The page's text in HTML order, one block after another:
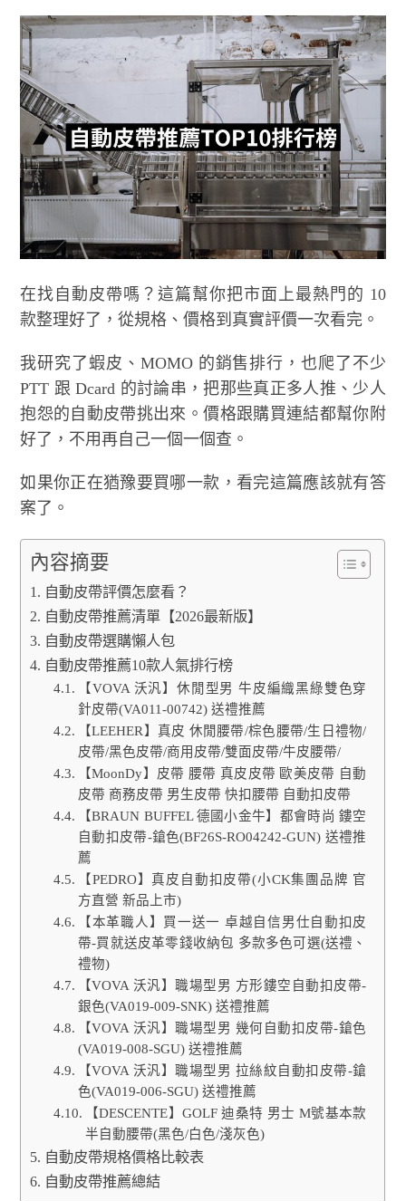
在找自動皮帶嗎？這篇幫你把市面上最熱門的 10
款整理好了，從規格、價格到真實評價一次看完。
我研究了蝦皮、MOMO 的銷售排行，也爬了不少
PTT 跟 Dcard 的討論串，把那些真正多人推、少人
抱怨的自動皮帶挑出來。價格跟購買連結都幫你附
好了，不用再自己一個一個查。
如果你正在猶豫要買哪一款，看完這篇應該就有答
案了。
內容摘要
自動皮帶評價怎麼看？
自動皮帶推薦清單【2026最新版】
自動皮帶選購懶人包
自動皮帶推薦10款人氣排行榜
【VOVA 沃汎】休閒型男 牛皮編織黑綠雙色穿
針皮帶(VA011-00742) 送禮推薦
【LEEHER】真皮 休閒腰帶/棕色腰帶/生日禮物/
皮帶/黑色皮帶/商用皮帶/雙面皮帶/牛皮腰帶/
【MoonDy】皮帶 腰帶 真皮皮帶 歐美皮帶 自動
皮帶 商務皮帶 男生皮帶 快扣腰帶 自動扣皮帶
【BRAUN BUFFEL 德國小金牛】都會時尚 鏤空
自動扣皮帶-鎗色(BF26S-RO04242-GUN) 送禮推
薦
【PEDRO】真皮自動扣皮帶(小CK集團品牌 官
方直營 新品上市)
【本革職人】買一送一 卓越自信男仕自動扣皮
帶-買就送皮革零錢收納包 多款多色可選(送禮、
禮物)
【VOVA 沃汎】職場型男 方形鏤空自動扣皮帶-
銀色(VA019-009-SNK) 送禮推薦
【VOVA 沃汎】職場型男 幾何自動扣皮帶-鎗色
(VA019-008-SGU) 送禮推薦
【VOVA 沃汎】職場型男 拉絲紋自動扣皮帶-鎗
色(VA019-006-SGU) 送禮推薦
【DESCENTE】GOLF 迪桑特 男士 M號基本款
半自動腰帶(黑色/白色/淺灰色)
自動皮帶規格價格比較表
自動皮帶推薦總結